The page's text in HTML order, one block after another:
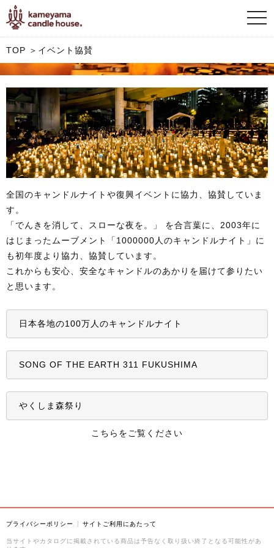
手作りキャンドル・材料
こだわりと使い方
ティーライトキャンドルのこだわりと使い方
エコキャンドルのこだわり
キャンドル品質
カメヤマ品質
ティーライトから始まる美しく安定した炎の追求
kameyama Fan Club
使えばわかる、カメヤマの品質。 イベント仕掛け人たちの証言
すぐつくキャンドル
カメヤマキャンドルハウス考案の点火しやすい「すぐつくキャンドル」
キャンドルの効能
よくある質問
キャンドル・雑貨ＦＡＱ
その他
TOP ＞イベント協賛
全国のキャンドルナイトや復興イベントに協力、協賛していま
す。
「でんきを消して、スローな夜を。」 を合言葉に、2003年に
はじまったムーブメント「1000000人のキャンドルナイト」に
も初年度より協力、協賛しています。
これからも安心、安全なキャンドルのあかりを届けて参りたい
と思います。
日本各地の100万人のキャンドルナイト
SONG OF THE EARTH 311 FUKUSHIMA
やくしま森祭り
こちらをご覧ください
プライバシーポリシー サイトご利用にあたって
当サイトやカタログに掲載されている商品は予告なく取り扱い終了となる可能性があ